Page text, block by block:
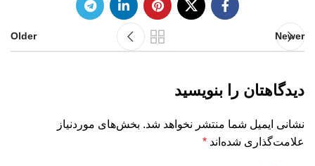
Newer
Older
دیدگاهتان را بنویسید
نشانی ایمیل شما منتشر نخواهد شد. بخش‌های موردنیاز
علامت‌گذاری شده‌اند *